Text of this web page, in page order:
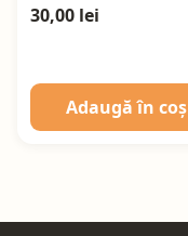
30,00 lei
Adaugă în coș